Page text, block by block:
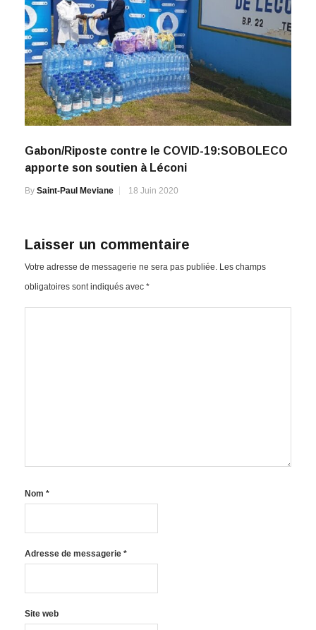
Gabon/Riposte contre le COVID-19:SOBOLECO
apporte son soutien à Léconi
By Saint-Paul Meviane 18 Juin 2020
Laisser un commentaire
Votre adresse de messagerie ne sera pas publiée. Les champs
obligatoires sont indiqués avec *
Nom *
Adresse de messagerie *
Site web